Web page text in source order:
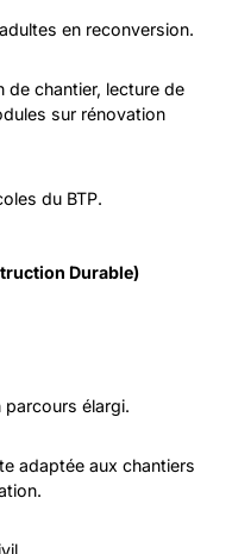
en reconversion.
de chantier, lecture de
sur rénovation
du BTP.
Durable)
parcours élargi.
adaptée aux chantiers